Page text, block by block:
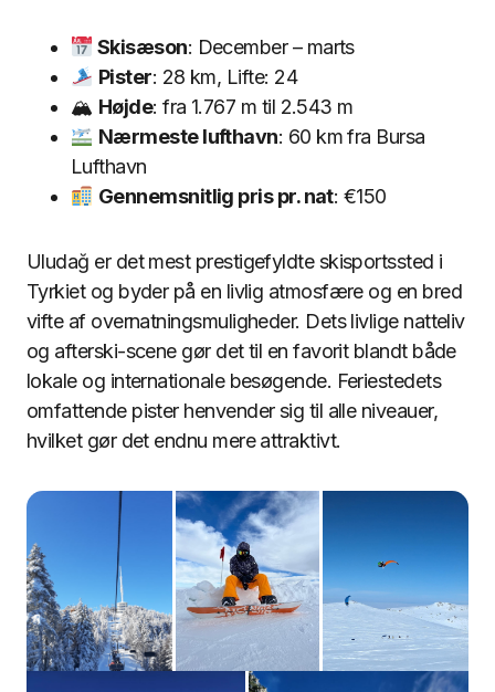
Skisæson: December – marts
Pister: 28 km, Lifte: 24
🏔 Højde: fra 1.767 m til 2.543 m
Nærmeste lufthavn: 60 km fra Bursa
Lufthavn
Gennemsnitlig pris pr. nat: €150
Uludağ er det mest prestigefyldte skisportssted i
Tyrkiet og byder på en livlig atmosfære og en bred
vifte af overnatningsmuligheder. Dets livlige natteliv
og afterski-scene gør det til en favorit blandt både
lokale og internationale besøgende. Feriestedets
omfattende pister henvender sig til alle niveauer,
hvilket gør det endnu mere attraktivt.